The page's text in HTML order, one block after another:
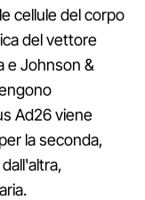
cellule del corpo
del vettore
e Johnson &
Ad26 viene
la seconda,